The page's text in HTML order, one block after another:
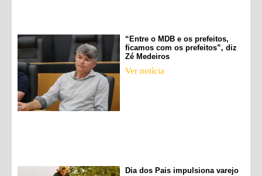
“Entre o MDB e os prefeitos,
ficamos com os prefeitos”, diz
Zé Medeiros
Ver notícia
Dia dos Pais impulsiona varejo